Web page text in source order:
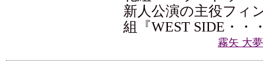
新人公演の主役フィ
組『WEST SIDE・・
霧矢 大